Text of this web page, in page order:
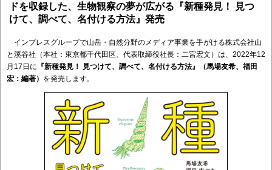
ドを収録した、生物観察の夢が広がる『新種発見！ 見つ
けて、調べて、名付ける方法』発売
インプレスグループで山岳・自然分野のメディア事業を手がける株式会社山
と溪谷社（本社：東京都千代田区、代表取締役社長：二宮宏文）は、2022年12
月17日に 『新種発見！ 見つけて、調べて、名付ける方法』（馬場友希、福田
宏：編著） を発売します。